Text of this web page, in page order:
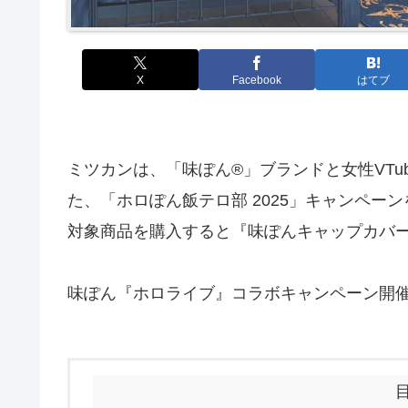
X Facebook はてブ
ミツカンは、「味ぽん®」ブランドと女性
た、「ホロぽん飯テロ部 2025」キャンペー
対象商品を購入すると『味ぽんキャップカバ
味ぽん『ホロライブ』コラボキャンペーン開